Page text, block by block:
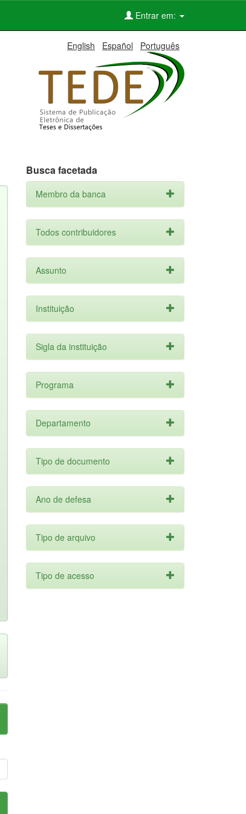
Entrar em:
English Español Português
Busca facetada
Membro da banca
Todos contribuidores
Assunto
Instituição
Sigla da instituição
Programa
Departamento
Tipo de documento
Ano de defesa
Tipo de arquivo
Tipo de acesso